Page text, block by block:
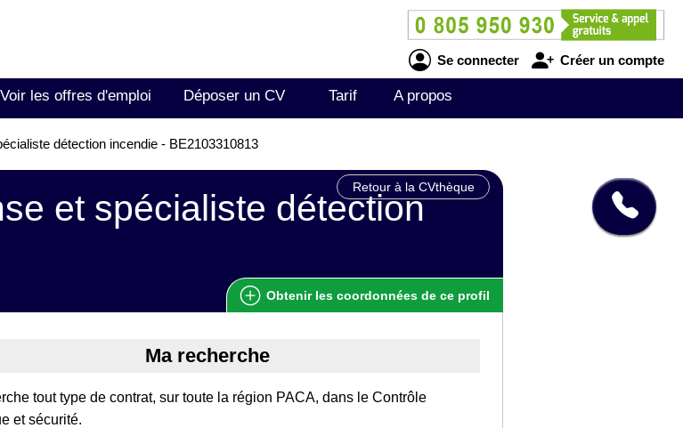
Se connecter Créer un compte
Voir les offres d'emploi Déposer un CV Tarif A propos
détection incendie - BE2103310813
Retour à la CVthèque
et spécialiste détection
Obtenir les coordonnées de ce profil
Ma recherche
tout type de contrat, sur toute la région PACA, dans le Contrôle
et sécurité.